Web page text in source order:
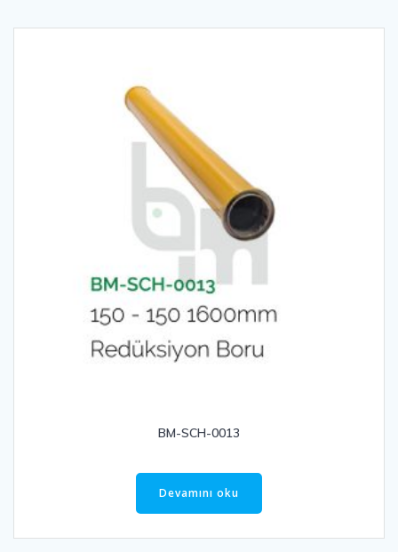
BM-SCH-0013
Devamını oku